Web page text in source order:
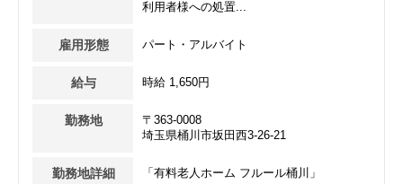
利用者様への処置...
雇用形態 パート・アルバイト
給与 時給 1,650円
勤務地
〒363-0008
埼玉県桶川市坂田西3-26-21
勤務地詳細 「有料老人ホーム フルール桶川」